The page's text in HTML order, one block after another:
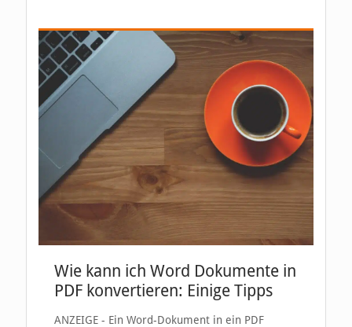
Wie kann ich Word Dokumente in
PDF konvertieren: Einige Tipps
ANZEIGE - Ein Word-Dokument in ein PDF